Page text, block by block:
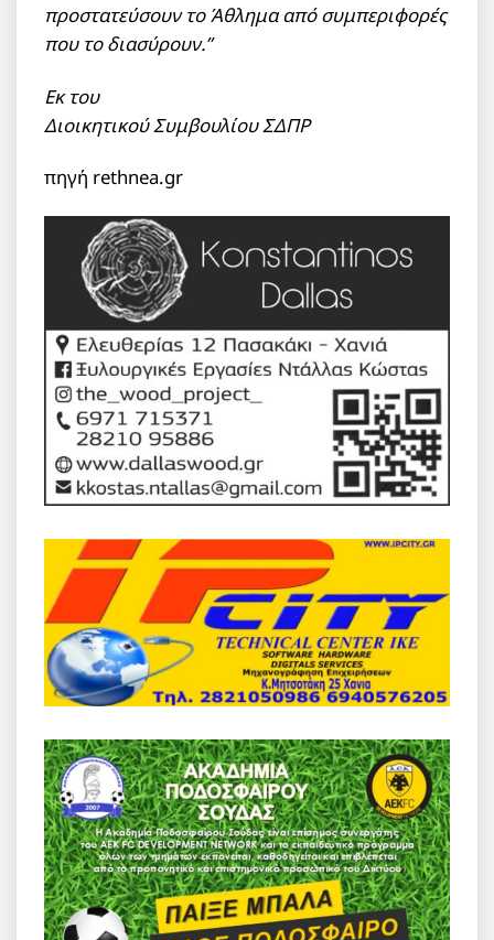
προστατεύσουν το Άθλημα από συμπεριφορές
που το διασύρουν.”
Εκ του
Διοικητικού Συμβουλίου ΣΔΠΡ
πηγή rethnea.gr